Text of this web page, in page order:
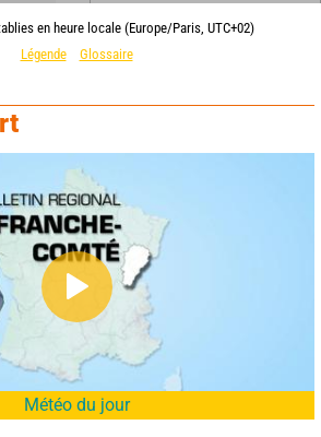
en heure locale (Europe/Paris, UTC+02)
Légende
Glossaire
Météo du jour